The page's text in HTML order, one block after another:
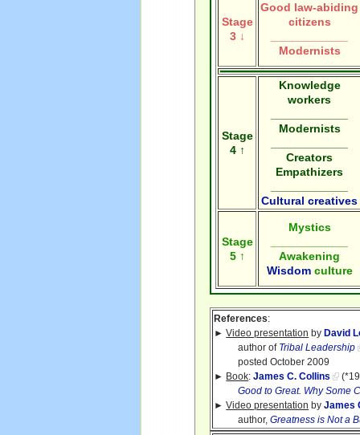
Stage
3 ↓
Good law-abiding
citizens
Modernists
Stage
4 ↑
Knowledge
workers
Modernists
Creators
Empathizers
Cultural creatives
Stage
5 ↑
Mystics
Awakening
Wisdomculture
References:
►Video presentation by David
author of Tribal Leadership
posted October 2009
► Book:James C. Collins
Good to Great. Why Some
►Video presentation byJames
author,Greatness is Not a